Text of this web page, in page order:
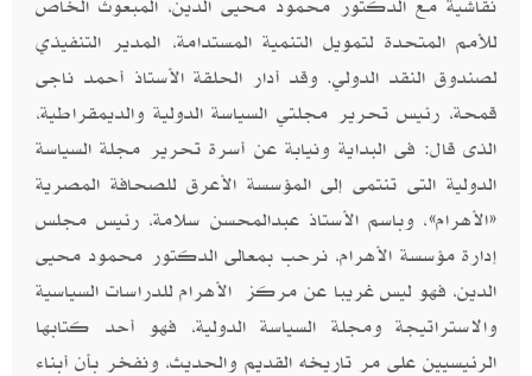
نقاشية مع الدكتور محمود محيى الدين، المبعوث الخاص
للأمم المتحدة لتمويل التنمية المستدامة، المدير التنفيذي
لصندوق النقد الدولي. وقد أدار الحلقة الأستاذ أحمد ناجى
قمحة، رئيس تحرير مجلتي السياسة الدولية والديمقراطية،
الذى قال: فى البداية ونيابة عن أسرة تحرير مجلة السياسة
الدولية التى تنتمى إلى المؤسسة الأعرق للصحافة المصرية
«الأهرام»، وباسم الأستاذ عبدالمحسن سلامة، رئيس مجلس
إدارة مؤسسة الأهرام، نرحب بمعالى الدكتور محمود محيى
الدين، فهو ليس غريبا عن مركز الأهرام للدراسات السياسية
والاستراتيجة ومجلة السياسة الدولية، فهو أحد كتابها
الرئيسيين على مر تاريخه القديم والحديث، ونفخر بأن أبناء